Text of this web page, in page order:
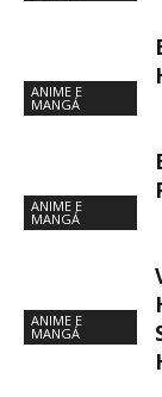
ANIME E
MANGÁ
ANIME E
MANGÁ
ANIME E
MANGÁ